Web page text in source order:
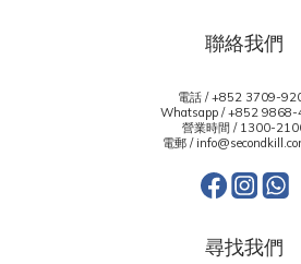
聯絡我們
電話 / +852 3709-
Whatsapp /+852 9868-
營業時間 / 1300-
電郵 /
尋找我們